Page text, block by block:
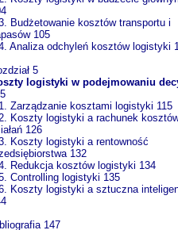
Budżetowanie kosztów transportu i
105
Analiza odchyleń kosztów logistyki
5
logistyki w podejmowaniu
Zarządzanie kosztami logistyki 115
Koszty logistyki a rachunek
126
Koszty logistyki a rentowność
132
Redukcja kosztów logistyki 134
Controlling logistyki 135
Koszty logistyki a sztuczna
147